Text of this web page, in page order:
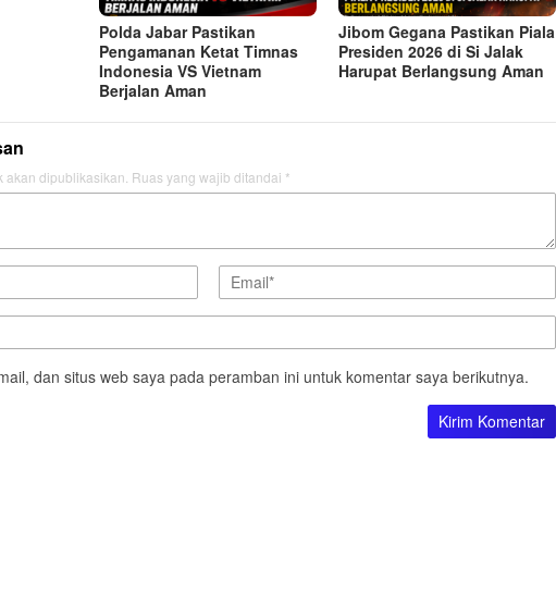
Polda Jabar Pastikan
Pengamanan Ketat Timnas
Indonesia VS Vietnam
Berjalan Aman
Jibom Gegana Pastikan Piala
Presiden 2026 di Si Jalak
Harupat Berlangsung Aman
akan dipublikasikan. Ruas yang wajib ditandai *
dan situs web saya pada peramban ini untuk komentar saya berikutnya.